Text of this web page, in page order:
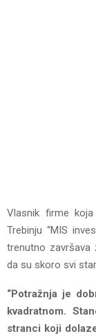
Vlasnik firme
Trebinju “MIS
trenutno završava
da su skoro svi
“Potražnja je
kvadratnom.
stranci koji